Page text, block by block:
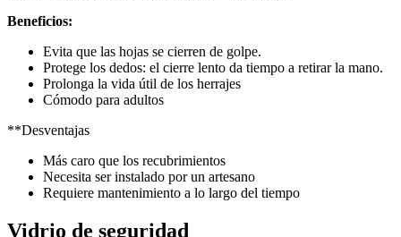
Beneficios:
Evita que las hojas se cierren de golpe.
Protege los dedos: el cierre lento da tiempo a retirar la mano.
Prolonga la vida útil de los herrajes
Cómodo para adultos
**Desventajas
Más caro que los recubrimientos
Necesita ser instalado por un artesano
Requiere mantenimiento a lo largo del tiempo
Vidrio de seguridad